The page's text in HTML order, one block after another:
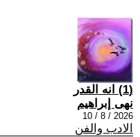
(1) انه القدر
نهى إبراهيم
2026 / 8 / 10
الادب والفن